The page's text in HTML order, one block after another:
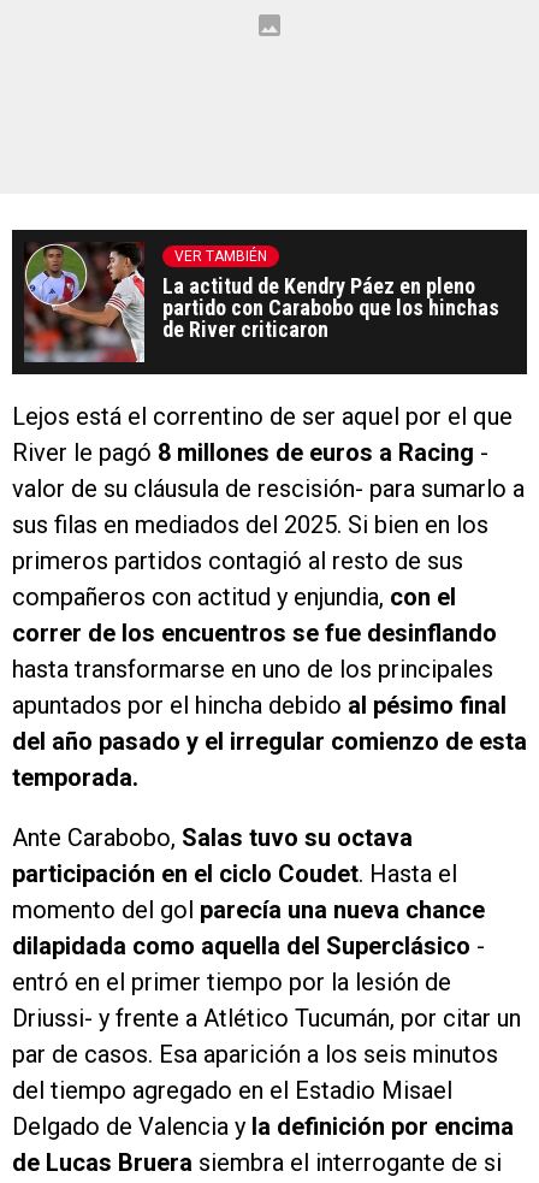
VER TAMBIÉN
La actitud de Kendry Páez en pleno
partido con Carabobo que los hinchas
de River criticaron
Lejos está el correntino de ser aquel por el que
River le pagó 8 millones de euros a Racing -
valor de su cláusula de rescisión- para sumarlo a
sus filas en mediados del 2025. Si bien en los
primeros partidos contagió al resto de sus
compañeros con actitud y enjundia, con el
correr de los encuentros se fue desinflando
hasta transformarse en uno de los principales
apuntados por el hincha debido al pésimo final
del año pasado y el irregular comienzo de esta
temporada.
Ante Carabobo, Salas tuvo su octava
participación en el ciclo Coudet. Hasta el
momento del gol parecía una nueva chance
dilapidada como aquella del Superclásico -
entró en el primer tiempo por la lesión de
Driussi- y frente a Atlético Tucumán, por citar un
par de casos. Esa aparición a los seis minutos
del tiempo agregado en el Estadio Misael
Delgado de Valencia y la definición por encima
de Lucas Bruera siembra el interrogante de si